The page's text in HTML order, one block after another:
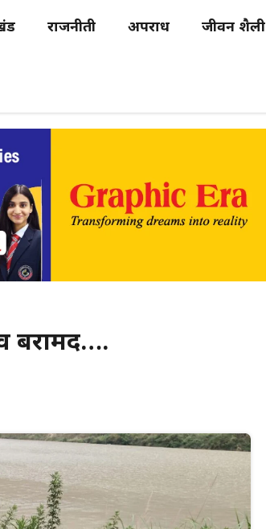
राजनीती अपराध जीवन शैली
बरामद….